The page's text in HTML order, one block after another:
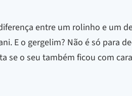
entre um rolinho e um
E o gergelim? Não é só para
se o seu também ficou com